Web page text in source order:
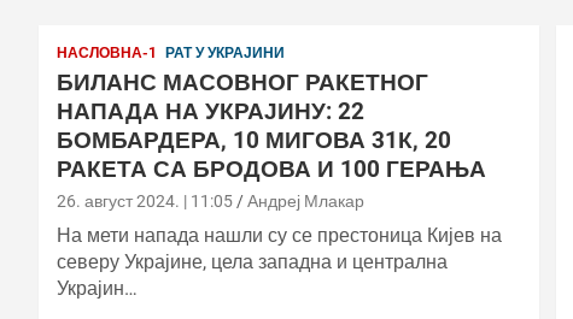
НАСЛОВНА-1 РАТ У УКРАЈИНИ
БИЛАНС МАСОВНОГ РАКЕТНОГ
НАПАДА НА УКРАЈИНУ: 22
БОМБАРДЕРА, 10 МИГОВА 31К, 20
РАКЕТА СА БРОДОВА И 100 ГЕРАЊА
26. август 2024. | 11:05 Андреј Млакар
На мети напада нашли су се престоница Кијев на
северу Украјине, цела западна и централна
Украјин…